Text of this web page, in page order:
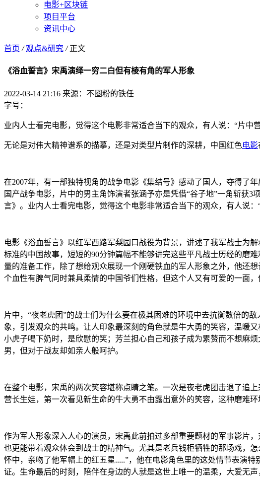
电影+区块链
项目平台
资讯中心
首页 / 观点&研究 / 正文
《浴血誓言》宋禹演绎一穷二白但有棱有角的军人形象
2022-03-14 21:16 来源：不圈粉的铁任
字号：
业内人士看完电影，觉得这个电影非常适合当下的观众，有人说：“片中
无论是对伟大精神谱系的描摹，还是对类型片制作的深耕，中国红色电影
在2007年，有一部独特视角的战争电影《集结号》感动了国人，夺得了
国产战争电影，片中的男主角饰演者张涵予亦是凭借“谷子地”一角斩获
言》。业内人士看完电影，觉得这个电影非常适合当下的观众，有人说
电影《浴血誓言》以红军西路军梨园口战役为背景，讲述了我军战士为
标准的中国故事，短短的90分钟篇幅不能够讲完这些平凡战士历经的磨
量的准备工作，除了想给观众展现一个刚硬铁血的军人形象之外，他还
个血性有脾气同时兼具柔情的中国爷们性格，但这个人又有可爱的一面
片中，“夜老虎团”的战士们为什么要在极其困难的环境中去抗衡数倍的
象，引发观众的共鸣。让人印象最深刻的角色就是牛大勇的笑容，温暖
小虎子喝下奶时，是欣慰的笑；芳兰担心自己和孩子成为累赘而不想麻
男，但对于战友却如亲人般呵护。
在整个电影，宋禹的两次笑容堪称点睛之笔。一次是夜老虎团击退了追
营长生娃，第一次看见新生命的牛大勇不由露出意外的笑容，这种磨难
作为军人形象深入人心的演员，宋禹此前拍过多部重要题材的军事影片
也更能带着观众体会到战士的精神气。尤其是老兵钱柜牺牲的那场戏，
怀中，亲吻了他军帽上的红五星.....”，他在电影角色里的这处情节表演
证。生命最后的时刻，陪伴在身边的人就是这世上唯一的温柔，大爱无声